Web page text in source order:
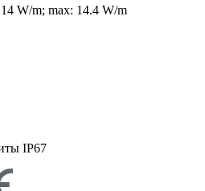
W/m; max: 14.4 W/m
IP67